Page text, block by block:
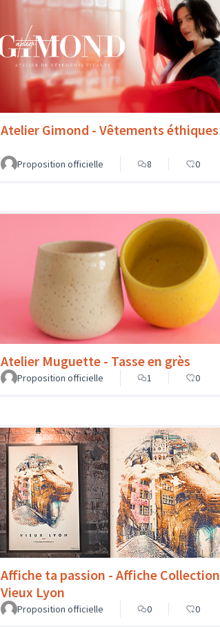
Atelier Gimond - Vêtements éthiques
Proposition officielle 8 0
Atelier Muguette - Tasse en grès
Proposition officielle 1 0
Affiche ta passion - Affiche Collection
Vieux Lyon
Proposition officielle 0 0